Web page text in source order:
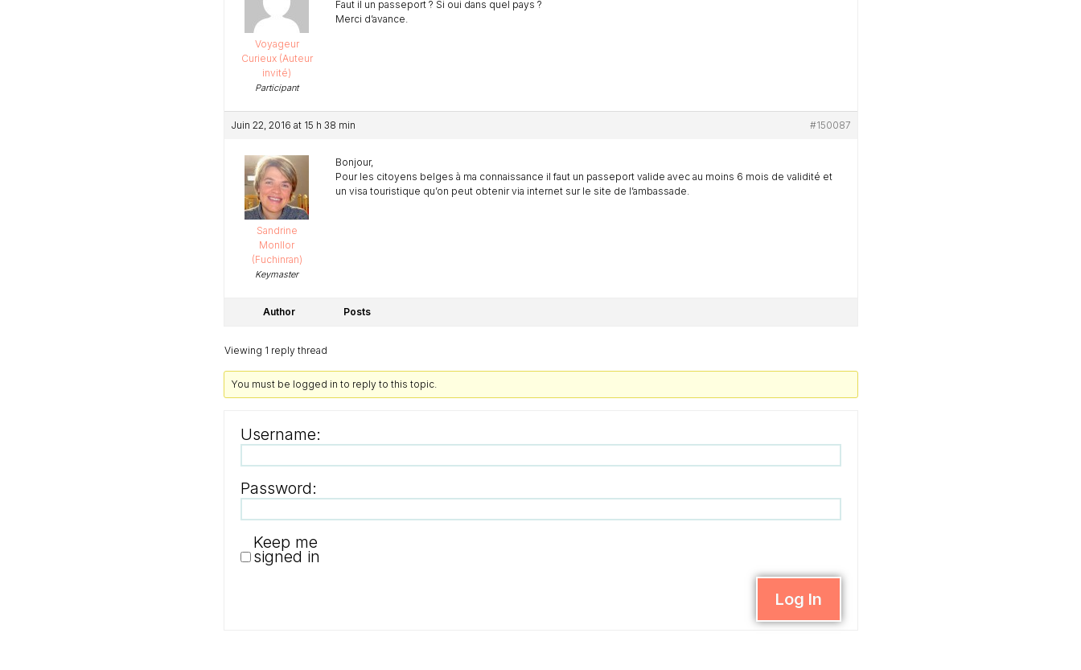
Voyageur
Curieux (Auteur
invité)
Participant
Faut il un passeport ? Si oui dans quel pays ?
Merci d’avance.
Juin 22, 2016 at 15 h 38 min #150087
Sandrine
Monllor
(Fuchinran)
Keymaster
Bonjour,
Pour les citoyens belges à ma connaissance il faut un passeport valide avec au moins 6 mois de validité et
un visa touristique qu’on peut obtenir via internet sur le site de l’ambassade.
Author Posts
Viewing 1 reply thread
You must be logged in to reply to this topic.
Username:
Password:
Keep me
signed in
Log In